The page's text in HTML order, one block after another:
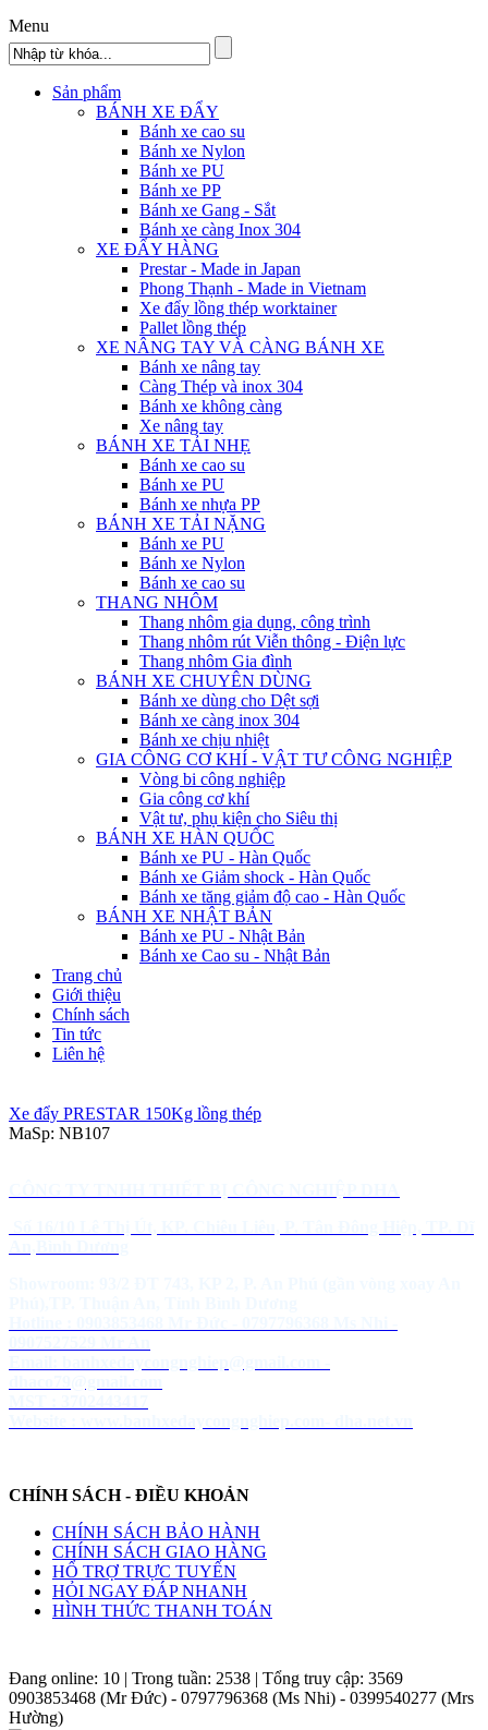
Menu
Sản phẩm
BÁNH XE ĐẨY
Bánh xe cao su
Bánh xe Nylon
Bánh xe PU
Bánh xe PP
Bánh xe Gang - Sắt
Bánh xe càng Inox 304
XE ĐẨY HÀNG
Prestar - Made in Japan
Phong Thạnh - Made in Vietnam
Xe đẩy lồng thép worktainer
Pallet lồng thép
XE NÂNG TAY VÀ CÀNG BÁNH XE
Bánh xe nâng tay
Càng Thép và inox 304
Bánh xe không càng
Xe nâng tay
BÁNH XE TẢI NHẸ
Bánh xe cao su
Bánh xe PU
Bánh xe nhựa PP
BÁNH XE TẢI NẶNG
Bánh xe PU
Bánh xe Nylon
Bánh xe cao su
THANG NHÔM
Thang nhôm gia dụng, công trình
Thang nhôm rút Viễn thông - Điện lực
Thang nhôm Gia đình
BÁNH XE CHUYÊN DÙNG
Bánh xe dùng cho Dệt sợi
Bánh xe càng inox 304
Bánh xe chịu nhiệt
GIA CÔNG CƠ KHÍ - VẬT TƯ CÔNG NGHIỆP
Vòng bi công nghiệp
Gia công cơ khí
Vật tư, phụ kiện cho Siêu thị
BÁNH XE HÀN QUỐC
Bánh xe PU - Hàn Quốc
Bánh xe Giảm shock - Hàn Quốc
Bánh xe tăng giảm độ cao - Hàn Quốc
BÁNH XE NHẬT BẢN
Bánh xe PU - Nhật Bản
Bánh xe Cao su - Nhật Bản
Trang chủ
Giới thiệu
Chính sách
Tin tức
Liên hệ
Xe đẩy PRESTAR 150Kg lồng thép
MaSp: NB107
CHÍNH SÁCH - ĐIỀU KHOẢN
CHÍNH SÁCH BẢO HÀNH
CHÍNH SÁCH GIAO HÀNG
HỔ TRỢ TRỰC TUYẾN
HỎI NGAY ĐÁP NHANH
HÌNH THỨC THANH TOÁN
Đang online: 10 | Trong tuần: 2538 | Tổng truy cập: 3569
0903853468 (Mr Đức) - 0797796368 (Ms Nhi) - 0399540277 (Mrs
Hường)